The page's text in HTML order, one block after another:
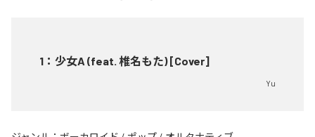
1 ： 少女A (feat. 椎名もた) [Cover]
Yu